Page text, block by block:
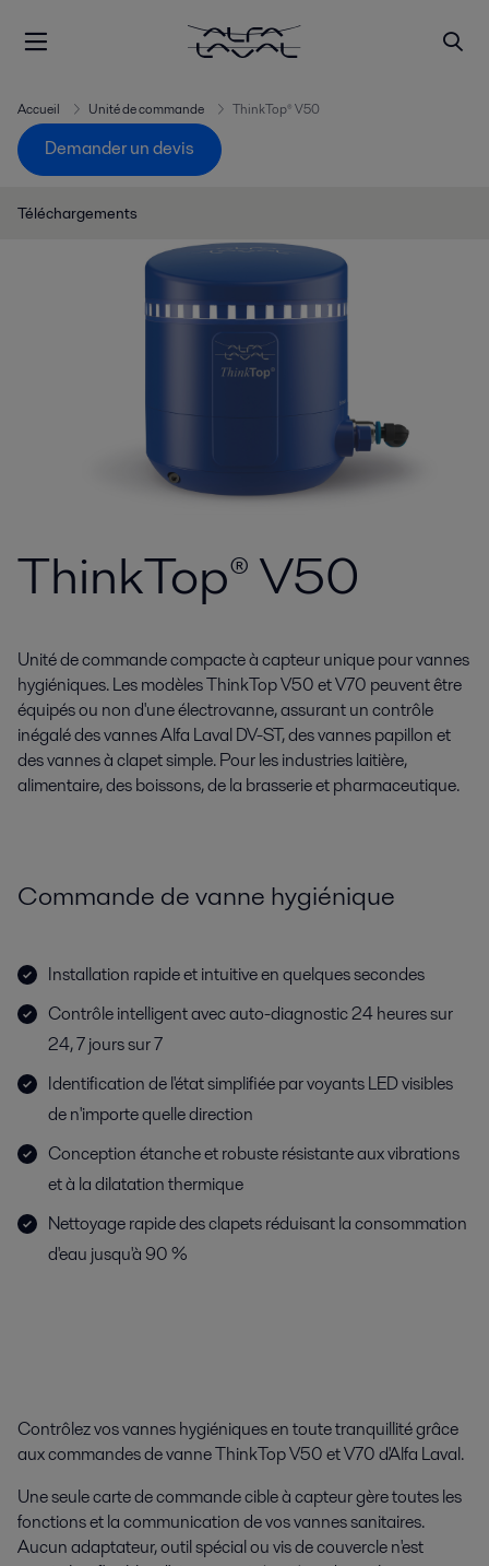
Accueil Unité de commande ThinkTop® V50
Demander un devis
Téléchargements
ThinkTop® V50
Unité de commande compacte à capteur unique pour vannes
hygiéniques. Les modèles ThinkTop V50 et V70 peuvent être
équipés ou non d'une électrovanne, assurant un contrôle
inégalé des vannes Alfa Laval DV-ST, des vannes papillon et
des vannes à clapet simple. Pour les industries laitière,
alimentaire, des boissons, de la brasserie et pharmaceutique.
Commande de vanne hygiénique
Installation rapide et intuitive en quelques secondes
Contrôle intelligent avec auto-diagnostic 24 heures sur
24, 7 jours sur 7
Identification de l'état simplifiée par voyants LED visibles
de n'importe quelle direction
Conception étanche et robuste résistante aux vibrations
et à la dilatation thermique
Nettoyage rapide des clapets réduisant la consommation
d'eau jusqu'à 90 %
Contrôlez vos vannes hygiéniques en toute tranquillité grâce
aux commandes de vanne ThinkTop V50 et V70 d'Alfa Laval.
Une seule carte de commande cible à capteur gère toutes les
fonctions et la communication de vos vannes sanitaires.
Aucun adaptateur, outil spécial ou vis de couvercle n'est